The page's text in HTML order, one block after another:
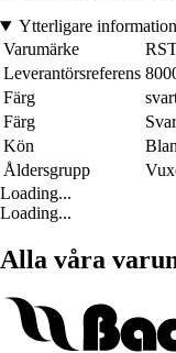
Ytterligare information
Varumärke
Leverantörsreferens
Färg
Färg
Kön
Åldersgrupp
Loading...
Loading...
Alla våra